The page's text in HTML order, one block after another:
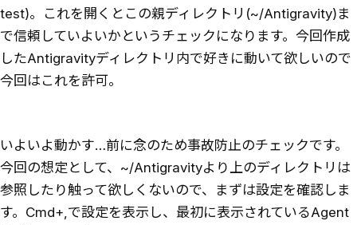
test)。これを開くとこの親ディレクトリ(~/Antigravity)ま
で信頼していよいかというチェックになります。今回作成
したAntigravityディレクトリ内で好きに動いて欲しいので
今回はこれを許可。
いよいよ動かす…前に念のため事故防止のチェックです。
今回の想定として、~/Antigravityより上のディレクトリは
参照したり触って欲しくないので、まずは設定を確認しま
す。Cmd+,で設定を表示し、最初に表示されているAgent